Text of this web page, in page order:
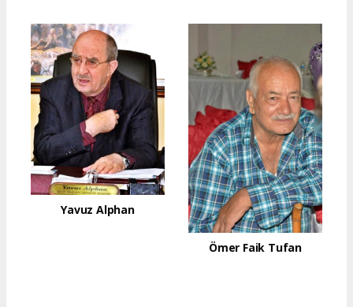
Yavuz Alphan
Ömer Faik Tufan